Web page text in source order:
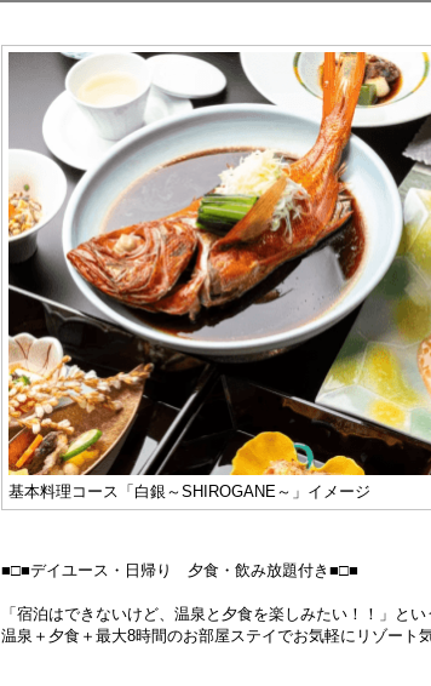
基本料理コース「白銀～SHIROGANE～」イメージ
■□■デイユース・日帰り 夕食・飲み放題付き■□■
「宿泊はできないけど、温泉と夕食を楽しみたい！！」と
温泉＋夕食＋最大8時間のお部屋ステイでお気軽にリゾート